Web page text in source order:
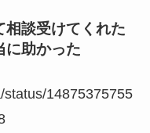
相談受けてくれた
に助かった
14875375755